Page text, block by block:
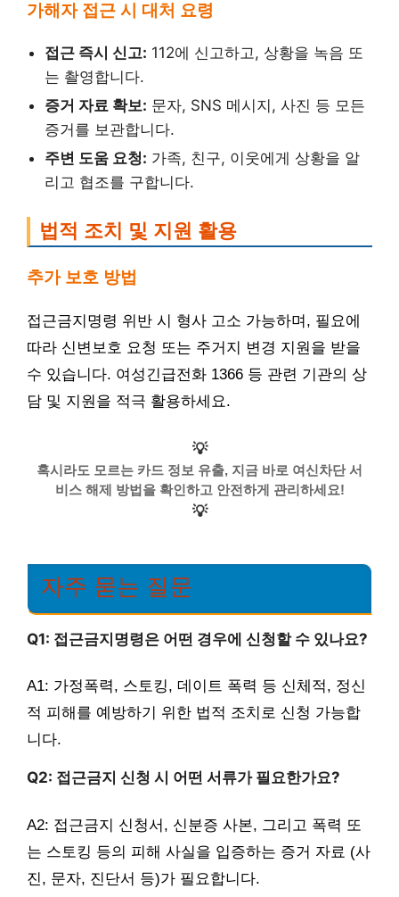
가해자 접근 시 대처 요령
접근 즉시 신고: 112에 신고하고, 상황을 녹음 또
는 촬영합니다.
증거 자료 확보: 문자, SNS 메시지, 사진 등 모든
증거를 보관합니다.
주변 도움 요청: 가족, 친구, 이웃에게 상황을 알
리고 협조를 구합니다.
법적 조치 및 지원 활용
추가 보호 방법
접근금지명령 위반 시 형사 고소 가능하며, 필요에
따라 신변보호 요청 또는 주거지 변경 지원을 받을
수 있습니다. 여성긴급전화 1366 등 관련 기관의 상
담 및 지원을 적극 활용하세요.
💡
혹시라도 모르는 카드 정보 유출, 지금 바로 여신차단 서
비스 해제 방법을 확인하고 안전하게 관리하세요!
💡
자주 묻는 질문
Q1: 접근금지명령은 어떤 경우에 신청할 수 있나요?
A1: 가정폭력, 스토킹, 데이트 폭력 등 신체적, 정신
적 피해를 예방하기 위한 법적 조치로 신청 가능합
니다.
Q2: 접근금지 신청 시 어떤 서류가 필요한가요?
A2: 접근금지 신청서, 신분증 사본, 그리고 폭력 또
는 스토킹 등의 피해 사실을 입증하는 증거 자료 (사
진, 문자, 진단서 등)가 필요합니다.